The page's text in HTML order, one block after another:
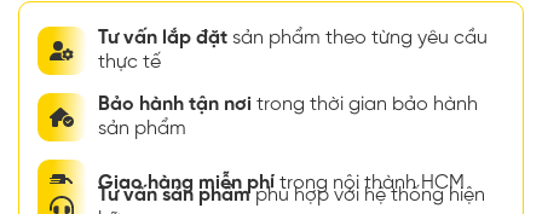
Tư vấn lắp đặt sản phẩm theo từng yêu cầu
thực tế
Bảo hành tận nơi trong thời gian bảo hành
sản phẩm
Giao hàng miễn phí trong nội thành HCM
Tư vấn sản phẩmphù hợp với hệ thống hiện